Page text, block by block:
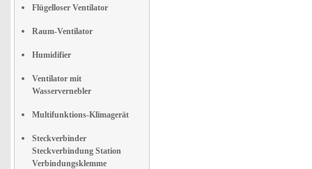
Flügelloser Ventilator
Raum-Ventilator
Humidifier
Ventilator mit
Wasservernebler
Multifunktions-Klimagerät
Steckverbinder
Steckverbindung Station
Verbindungsklemme